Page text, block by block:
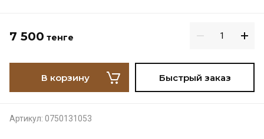
7 500 тенге
В корзину Быстрый заказ
Артикул: 0750131053